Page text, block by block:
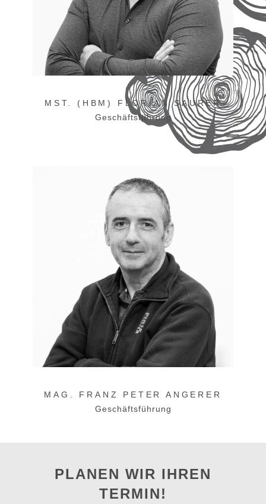
MST. (HBM) FLORIAN SAURER
Geschäftsführung
MAG. FRANZ PETER ANGERER
Geschäftsführung
PLANEN WIR IHREN
TERMIN!